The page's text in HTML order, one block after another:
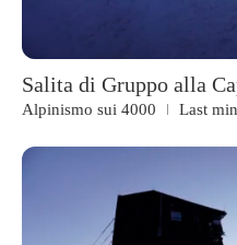
Salita di Gruppo alla
Alpinismo sui 4000 Last